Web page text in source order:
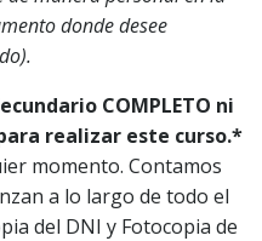
donde desee
COMPLETO ni
realizar este curso.*
momento. Contamos
a lo largo de todo el
del DNI y Fotocopia de